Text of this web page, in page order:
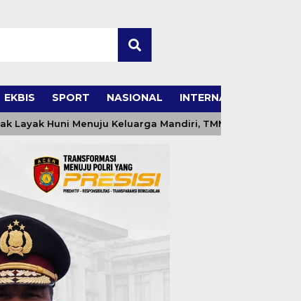
EKBIS SPORT NASIONAL INTERNASIONAL
Menuju Keluarga Mandiri, TMMD ke-129 Kodim 0102/